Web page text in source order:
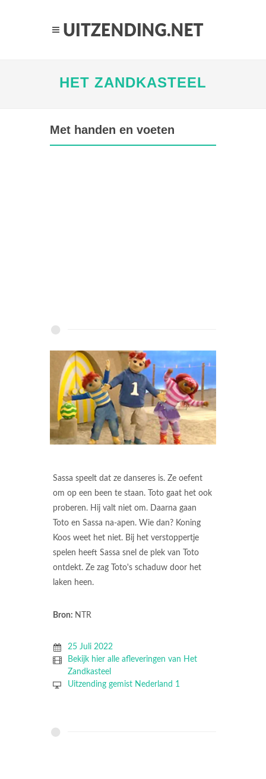
HET ZANDKASTEEL
Met handen en voeten
Sassa speelt dat ze danseres is. Ze oefent
om op een been te staan. Toto gaat het ook
proberen. Hij valt niet om. Daarna gaan
Toto en Sassa na-apen. Wie dan? Koning
Koos weet het niet. Bij het verstoppertje
spelen heeft Sassa snel de plek van Toto
ontdekt. Ze zag Toto's schaduw door het
laken heen.
Bron: NTR
25 Juli 2022
Bekijk hier alle afleveringen van Het
Zandkasteel
Uitzending gemist Nederland 1